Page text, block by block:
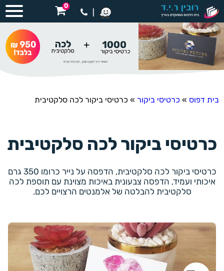
0
בית דפוס » כרטיסי ביקור » כרטיסי ביקור לכה סלקטיבית
כרטיסי ביקור לכה סלקטיבית
כרטיסי ביקור לכה סלקטיבית, הדפסה על נייר כרומו 350 גרם
איכותי ועמיד, הדפסה צבעונית באיכות מצוינת עם תוספת לכה
סלקטיבית להבלטה של אלמנטים הרצויים לכם.